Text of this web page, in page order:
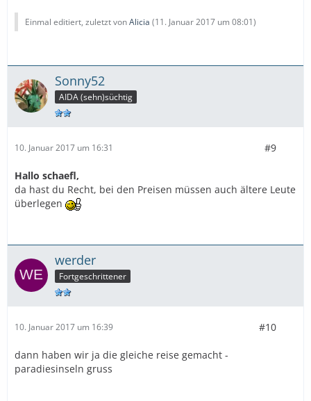
Einmal editiert, zuletzt vonAlicia (11. Januar 2017 um 08:01)
Sonny52
AIDA (sehn)süchtig
10. Januar 2017 um 16:31 #9
Hallo schaefl,
da hast du Recht, bei den Preisen müssen auch ältere Leute
überlegen
werder
Fortgeschrittener
10. Januar 2017 um 16:39 #10
dann haben wir ja die gleiche reise gemacht -
paradiesinseln gruss